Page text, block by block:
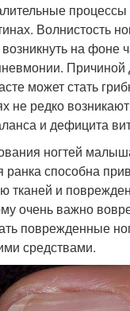
Волнистость
на фоне
может стать
не редко
и дефицита
ногтей
способна
тканей и
очень важно
поврежденные
средствами.